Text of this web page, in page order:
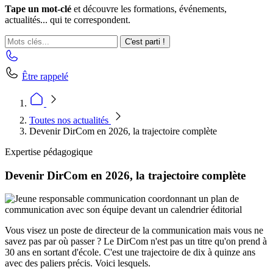
Tape un mot-clé et découvre les formations, événements,
actualités... qui te correspondent.
C'est parti !
Être rappelé
Toutes nos actualités
Devenir DirCom en 2026, la trajectoire complète
Expertise pédagogique
Devenir DirCom en 2026, la trajectoire complète
Vous visez un poste de directeur de la communication mais vous ne
savez pas par où passer ? Le DirCom n'est pas un titre qu'on prend à
30 ans en sortant d'école. C'est une trajectoire de dix à quinze ans
avec des paliers précis. Voici lesquels.